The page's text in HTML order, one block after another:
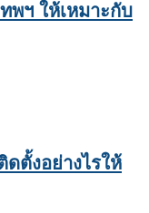
พฯ ให้เหมาะกับ
ดตั้งอย่างไรให้